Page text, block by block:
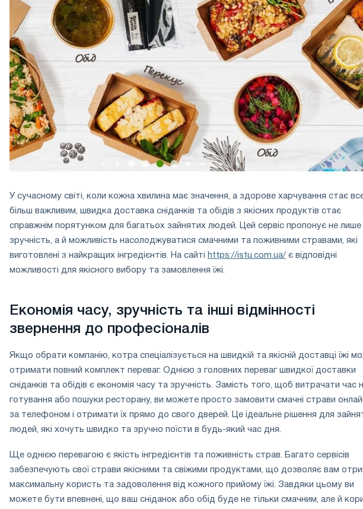
У сучасному світі, коли кожна хвилина має значення, а здорове харчування стає
більш важливим, швидка доставка сніданків та обідів з якісних продуктів стає
справжнім порятунком для багатьох зайнятих людей. Цей сервіс пропонує не лише
зручність, а й можливість насолоджуватися смачними та поживними стравами, які
виготовлені з найкращих інгредієнтів. На сайті https://istu.com.ua/ є відповідні
можливості для якісного вибору та замовлення їжі.
Економія часу, зручність та інші відмінності
звернення до професіоналів
Якщо обрати компанію, котра спеціалізується на швидкій та якісній доставці їжі
отримати повний комплект переваг. Однією з головних переваг швидкої доставки
сніданків та обідів є економія часу та зручність. Замість того, щоб витрачати час
готування або пошуки ресторану, ви можете просто замовити смачні страви
за телефоном і отримати їх прямо до свого дверей. Це ідеальне рішення для
людей, які хочуть швидко та зручно поїсти в будь-який час дня.
Ще однією перевагою є якість інгредієнтів та поживність страв. Багато сервісів
забезпечують свої страви якісними та свіжими продуктами, що дозволяє вам
максимальну користь та задоволення від кожного прийому їжі. Завдяки цьому ви
можете бути впевнені, що ваш сніданок або обід буде не тільки смачним, але й